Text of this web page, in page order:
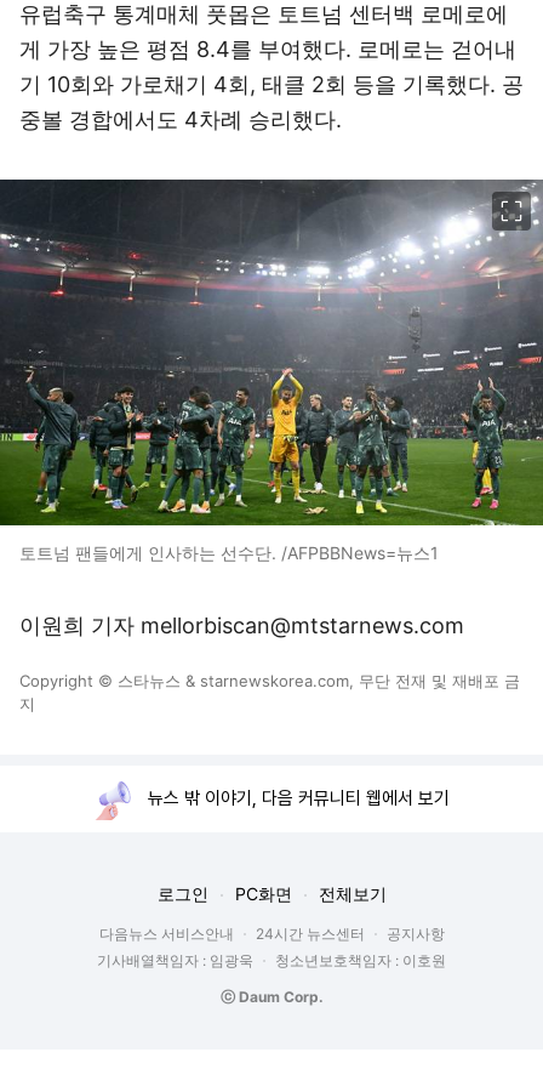
유럽축구 통계매체 풋몹은 토트넘 센터백 로메로에
게 가장 높은 평점 8.4를 부여했다. 로메로는 걷어내
기 10회와 가로채기 4회, 태클 2회 등을 기록했다. 공
중볼 경합에서도 4차례 승리했다.
토트넘 팬들에게 인사하는 선수단. /AFPBBNews=뉴스1
이원희 기자 mellorbiscan@mtstarnews.com
Copyright © 스타뉴스 & starnewskorea.com, 무단 전재 및 재배포 금
지
뉴스 밖 이야기, 다음 커뮤니티 웹에서 보기
로그인 PC화면 전체보기
다음뉴스 서비스안내 24시간 뉴스센터
공지사항
기사배열책임자 : 임광욱
청소년보호책임자 : 이호원
ⓒ Daum Corp.